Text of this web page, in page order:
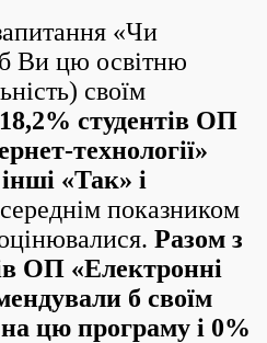
«Чи
Ви цю освітню
своїм
студентів ОП
технології»
«Так» і
показником
Разом з
ОП «Електронні
б своїм
цю програму і 0%